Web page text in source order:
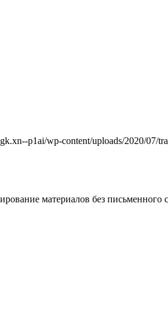
p1ai/wp-content/uploads/2020/07/
материалов без письменного